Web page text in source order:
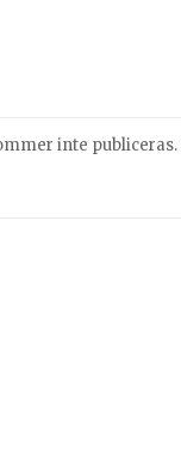
inte publiceras.